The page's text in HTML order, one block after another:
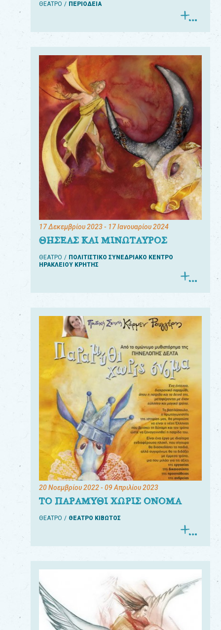
ΘΕΑΤΡΟ ΠΕΡΙΟΔΕΙΑ
17 Δεκεμβρίου 2023- 17 Ιανουαρίου 2024
ΘΗΣΕΑΣ ΚΑΙ ΜΙΝΩΤΑΥΡΟΣ
ΘΕΑΤΡΟ
ΠΟΛΙΤΙΣΤΙΚΟ ΣΥΝΕΔΡΙΑΚΟ ΚΕΝΤΡΟ
ΗΡΑΚΛΕΙΟΥ ΚΡΗΤΗΣ
20 Νοεμβρίου 2022- 09 Απριλίου 2023
ΤΟ ΠΑΡΑΜΥΘΙ ΧΩΡΙΣ ΟΝΟΜΑ
ΘΕΑΤΡΟ ΘΕΑΤΡΟ ΚΙΒΩΤΟΣ